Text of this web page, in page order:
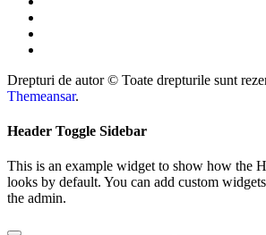
Drepturi de autor © Toate drepturile sunt
Themeansar.
Header Toggle Sidebar
This is an example widget to show how the
looks by default. You can add custom
the admin.